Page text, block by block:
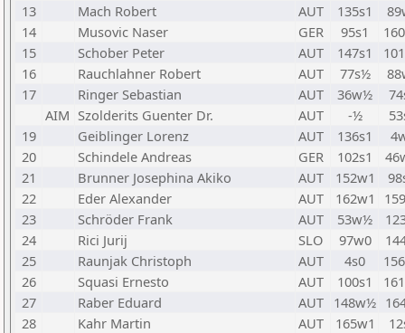
13
Mach Robert AUT 135s1
14
Musovic Naser GER 95s1
15
Schober Peter AUT 147s1
16
Rauchlahner Robert AUT 77s½
17
Ringer Sebastian AUT 36w½
AIM Szolderits Guenter Dr. AUT -½
19
Geiblinger Lorenz AUT 136s1
20
Schindele Andreas GER 102s1
21
Brunner Josephina Akiko AUT 152w1
22
Eder Alexander AUT 162w1
23
Schröder Frank AUT 53w½
24
Rici Jurij SLO 97w0
25
Raunjak Christoph AUT 4s0
26
Squasi Ernesto AUT 100s1
27
Raber Eduard AUT 148w½
28
Kahr Martin AUT 165w1